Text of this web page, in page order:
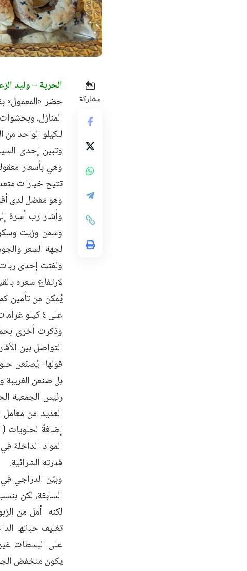
مشاركة
الحرية – وليد
حضر «المعمول»
للكيلو الواحد
وتبين إحدى
وهي بأسعار
تتيح خيارات
وهو مفضل لدى
وأشار رب أسرة
وسمن وزيت وسكر
لجهة السعر
ولفتت إحدى ربات
لارتفاع سعره
يُمكن من تأمين
على ٤ كيلو غرامات، بأشكال وحشوات متنوعة.
وذكرت أخرى
التواصل بين
قولها- يُصنّعن
بل صنعن الغريبة
رئيس الجمعية
العديد من معامل
إضافةً لحلويات
المواد
قدرته الشرائية.
وبيّن الدراجي
السابقة، لكن
لكنه أمل من
تغليف حباتها
على البسطات
يكون منخفض